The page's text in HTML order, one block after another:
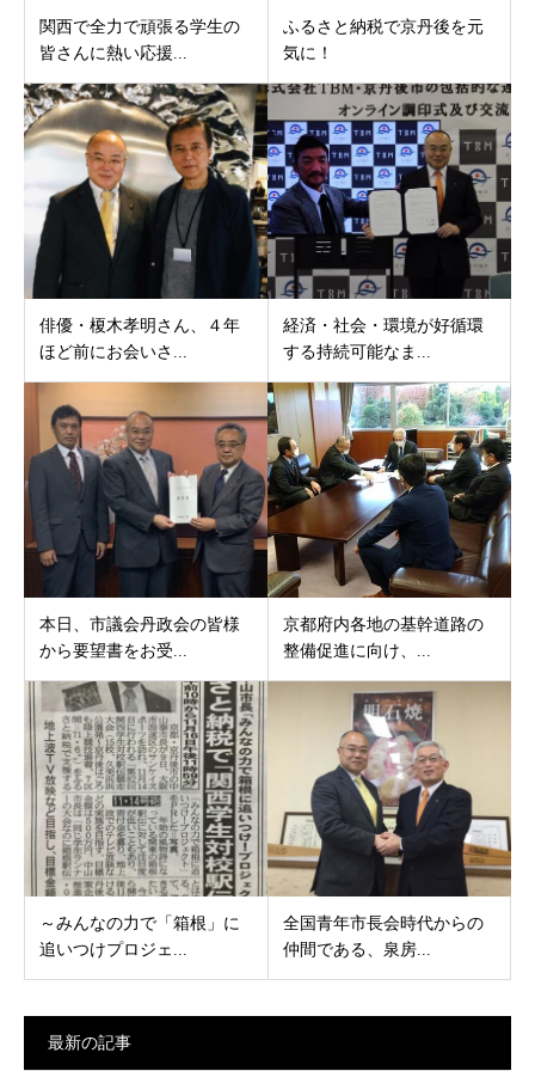
関西で全力で頑張る学生の
皆さんに熱い応援...
ふるさと納税で京丹後を元
気に！
俳優・榎木孝明さん、４年
ほど前にお会いさ...
経済・社会・環境が好循環
する持続可能なま...
本日、市議会丹政会の皆様
から要望書をお受...
京都府内各地の基幹道路の
整備促進に向け、...
～みんなの力で「箱根」に
追いつけプロジェ...
全国青年市長会時代からの
仲間である、泉房...
最新の記事